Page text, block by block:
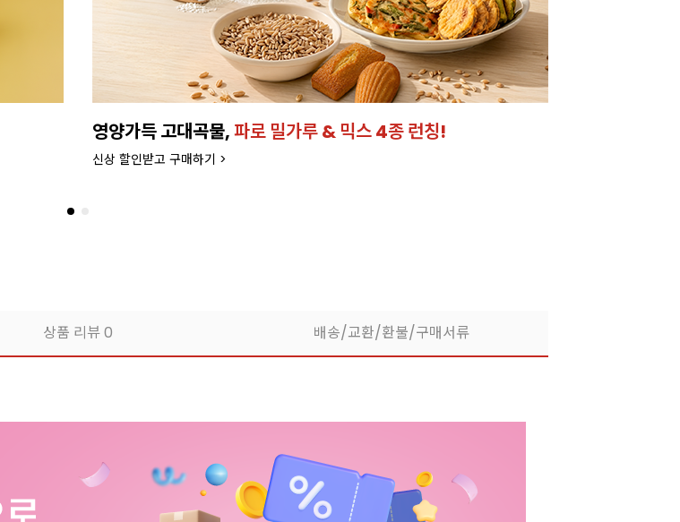
영양가득 고대곡물,파로 밀가루 & 믹스 4종 런칭!
신상 할인받고 구매하기 >
상품 리뷰0 배송/교환/환불/구매서류